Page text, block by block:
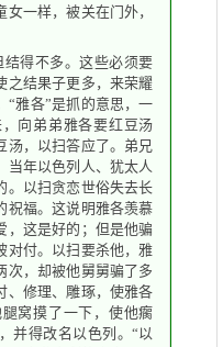
一样，被关在门外，
得不多。这些必须要
之结果子更多，来荣耀
“雅各”是抓的意思，一
向弟弟雅各要红豆汤
汤，以扫答应了。弟兄
当年以色列人、犹太人
。以扫贪恋世俗失去长
祝福。这说明雅各羡慕
，这是好的；但是他骗
对付。以扫要杀他，雅
次，却被他舅舅骗了多
、修理、雕琢，使雅各
窝摸了一下，使他瘸
并得改名以色列。“以